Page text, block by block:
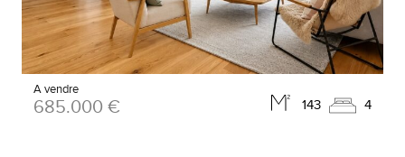
143 4
A vendre
685.000 €